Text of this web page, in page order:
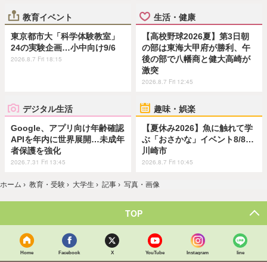
教育イベント
東京都市大「科学体験教室」
24の実験企画…小中向け9/6
2026.8.7 Fri 18:15
生活・健康
【高校野球2026夏】第3日朝
の部は東海大甲府が勝利、午
後の部で八幡商と健大高崎が
激突
2026.8.7 Fri 12:45
デジタル生活
Google、アプリ向け年齢確認
APIを年内に世界展開…未成年
者保護を強化
2026.7.31 Fri 13:45
趣味・娯楽
【夏休み2026】魚に触れて学
ぶ「おさかな」イベント8/8…
川崎市
2026.8.7 Fri 10:45
ホーム › 教育・受験 › 大学生 › 記事 › 写真・画像
TOP
Home Facebook X YouTube Instagram line